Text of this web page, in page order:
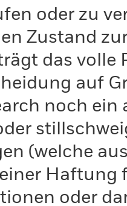
oder zu
Zustand
das volle
auf
noch
(welche
Haftung
oder